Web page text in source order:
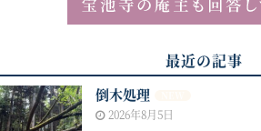
最近の記事
倒木処理
2026年8月5日